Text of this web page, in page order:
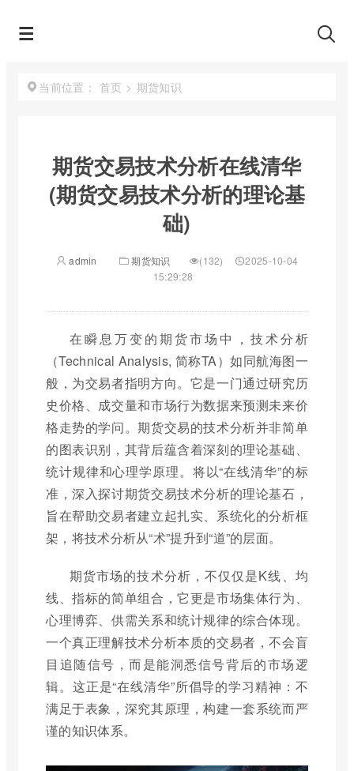
当前位置： 首页 > 期货知识
期货交易技术分析在线清华
(期货交易技术分析的理论基
础)
admin 期货知识 (132)
2025-10-04
15:29:28
在瞬息万变的期货市场中，技术分析
（Technical Analysis, 简称TA）如同航海图一
般，为交易者指明方向。它是一门通过研究历
史价格、成交量和市场行为数据来预测未来价
格走势的学问。期货交易的技术分析并非简单
的图表识别，其背后蕴含着深刻的理论基础、
统计规律和心理学原理。将以“在线清华”的标
准，深入探讨期货交易技术分析的理论基石，
旨在帮助交易者建立起扎实、系统化的分析框
架，将技术分析从“术”提升到“道”的层面。
期货市场的技术分析，不仅仅是K线、均
线、指标的简单组合，它更是市场集体行为、
心理博弈、供需关系和统计规律的综合体现。
一个真正理解技术分析本质的交易者，不会盲
目追随信号，而是能洞悉信号背后的市场逻
辑。这正是“在线清华”所倡导的学习精神：不
满足于表象，深究其原理，构建一套系统而严
谨的知识体系。